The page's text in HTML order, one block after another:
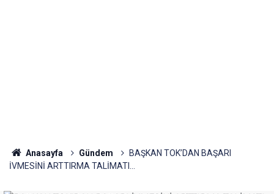
Anasayfa Gündem
BAŞKAN TOK’DAN BAŞARI
İVMESİNİ ARTTIRMA TALİMATI…